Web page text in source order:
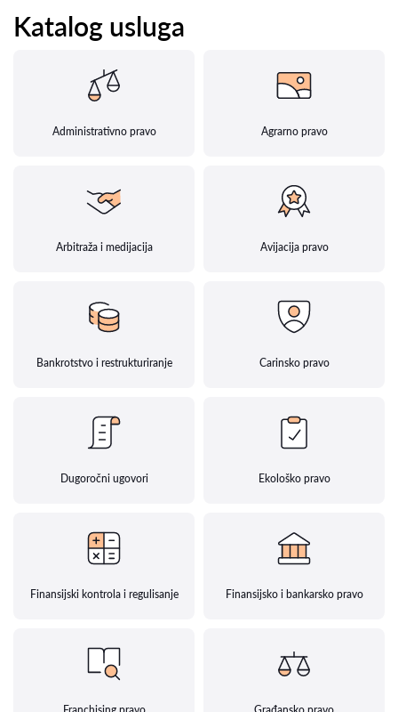
Katalog usluga
Administrativno pravo Agrarno pravo
Arbitraža i medijacija Avijacija pravo
Bankrotstvo i restrukturiranje Carinsko pravo
Dugoročni ugovori Ekološko pravo
Finansijski kontrola i regulisanje Finansijsko i bankarsko pravo